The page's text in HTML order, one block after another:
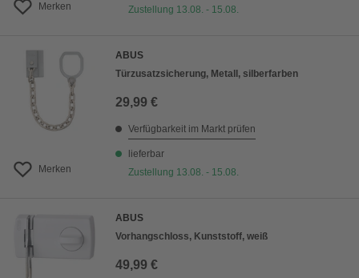
Merken
Zustellung 13.08. - 15.08.
Merken
ABUS
Türzusatzsicherung, Metall, silberfarben
29,99 €
Verfügbarkeit im Markt prüfen
lieferbar
Zustellung 13.08. - 15.08.
ABUS
Vorhangschloss, Kunststoff, weiß
49,99 €